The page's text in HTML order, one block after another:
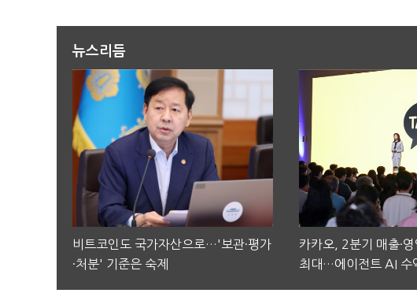
뉴스리듬
비트코인도 국가자산으로…'보관·평가
·처분' 기준은 숙제
카카오, 2분기 매출·
최대…에이전트 AI 수